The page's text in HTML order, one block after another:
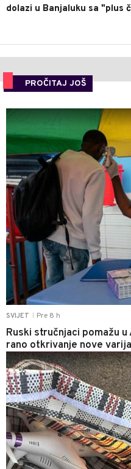
dolazi u Banjaluku sa "plus
PROČITAJ JOŠ
SVIJET Pre 8 h
Ruski stručnjaci pomažu
rano otkrivanje nove